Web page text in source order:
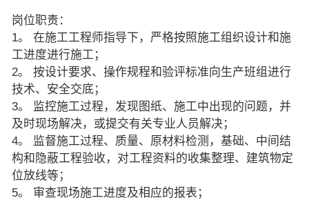
岗位职责：
1。 在施工工程师指导下，严格按照施工组织设计和施
工进度进行施工；
2。 按设计要求、操作规程和验评标准向生产班组进行
技术、安全交底；
3。 监控施工过程，发现图纸、施工中出现的问题，并
及时现场解决，或提交有关专业人员解决；
4。 监督施工过程、质量、原材料检测，基础、中间结
构和隐蔽工程验收，对工程资料的收集整理、建筑物定
位放线等；
5。 审查现场施工进度及相应的报表；